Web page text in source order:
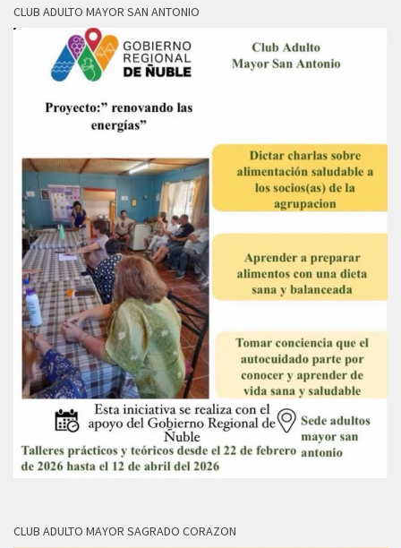
CLUB ADULTO MAYOR SAN ANTONIO
CLUB ADULTO MAYOR SAGRADO CORAZON